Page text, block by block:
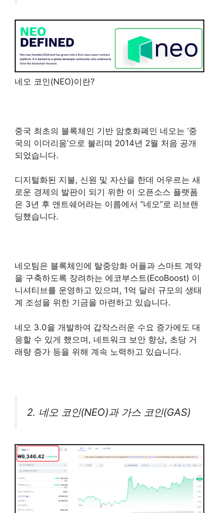
네오 코인(NEO)이란?
중국 최초의 블록체인 기반 암호화폐인 네오는 ‘중
국의 이더리움’으로 불리며 2014년 2월 처음 공개
되었습니다.
디지털화된 지불, 신원 및 자산을 한데 어우르는 새
로운 경제의 발판이 되기 위한 이 오픈소스 플랫폼
은 3년 후 앤트쉐어라는 이름에서 “네오”로 리브랜
딩했습니다.
네오팀은 블록체인에 탈중앙화 어플과 스마트 계약
을 구축하도록 장려하는 에코부스트(EcoBoost) 이
니셔티브를 운영하고 있으며, 1억 달러 규모의 생태
계 조성을 위한 기금을 마련하고 있습니다.
네오 3.0을 개발하여 갑작스러운 수요 증가에도 대
응할 수 있게 했으며, 네트워크 보안 향상, 초당 거
래량 증가 등을 위해 계속 노력하고 있습니다.
2. 네오 코인(NEO)과 가스 코인(GAS)